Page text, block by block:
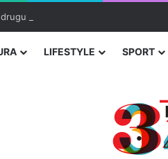
noć proveli u jami u znak
LIFESTYLE SPORT